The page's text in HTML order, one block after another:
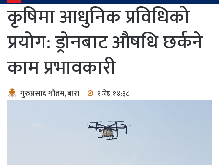
कृषिमा आधुनिक प्रविधिको
प्रयोग: ड्रोनबाट औषधि छर्कने
काम प्रभावकारी
गुरुप्रसाद गौतम, बारा १ जेष्ठ, १४:३८